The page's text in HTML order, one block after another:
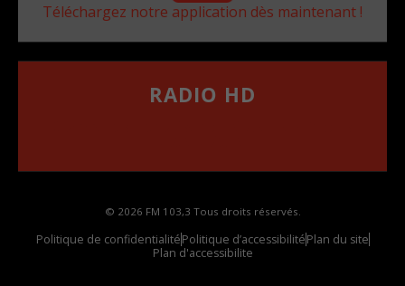
Téléchargez notre application dès maintenant !
RADIO HD
© 2026 FM 103,3 Tous droits réservés.
Politique de confidentialitéPolitique d’accessibilitéPlan du site
Plan d'accessibilite